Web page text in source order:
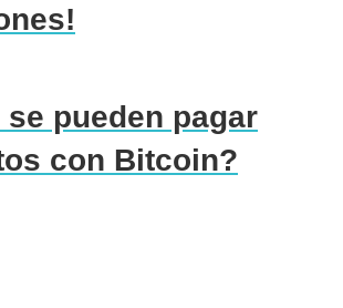
se pueden pagar
con Bitcoin?